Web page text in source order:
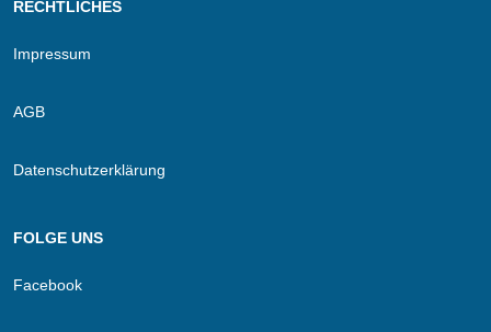
RECHTLICHES
Impressum
AGB
Datenschutzerklärung
FOLGE UNS
Facebook